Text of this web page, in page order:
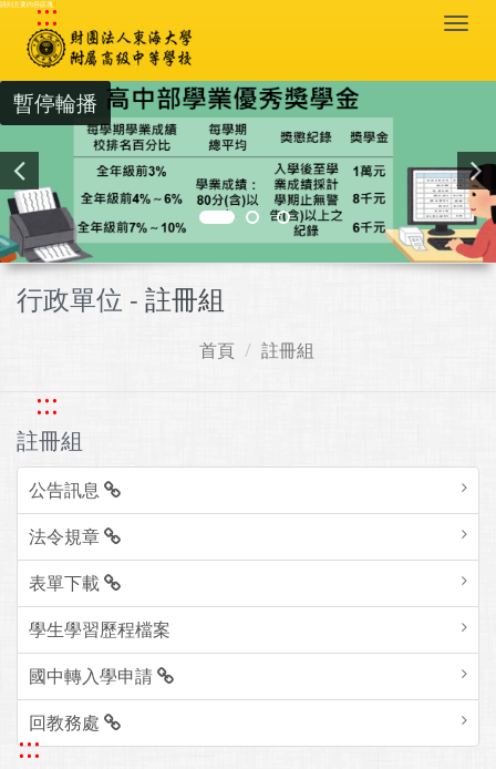
跳到主要內容區塊
:::
暫停輪播
行政單位 - 註冊組
首頁 註冊組
:::
註冊組
公告訊息
法令規章
表單下載
學生學習歷程檔案
國中轉入學申請
回教務處
:::